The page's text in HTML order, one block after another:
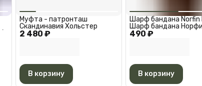
2 480 ₽
Муфта - патронташ
Скандинавия Хольстер
В корзину
490 ₽
Шарф бандана Norfin
Шарф бандана
Черная АМ 6527
В корзину